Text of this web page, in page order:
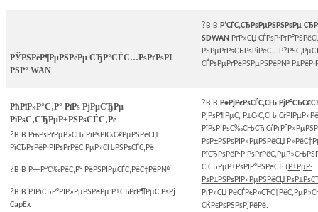
РЎРЅРёР¶РµРЅРёРµ СЂР°СЃС…РѕРґРѕРІ
РЅР° WAN
?В В Р’СЃС‚СЂРѕРµРЅРЅРѕРµ
SDWAN РґР»СЏ
РЅРµРґРѕСЂРѕРіРёС…
СЃРѕРµРґРёРЅРµРЅРёР№
РћРїР»Р°С‚Р° РїРѕ РјРµСЂРµ
РїРѕС‚СЂРµР±РЅРѕСЃС‚Рё
?В В РњРѕРґРµР»СЊ РїРѕРІС‹С€РµРЅРёСЏ
РїСЂРѕРёР·РІРѕРґРёС‚РµР»СЊРЅРѕСЃС‚Рё
?В В Р—Р°С‰РёС‚Р° РёРЅРІРµСЃС‚РёС†РёР№
?В В РЈРїСЂР°РІР»РµРЅРёРµ Р±СЋРґР¶РµС‚РѕРј
CapEx
?В В Р•РјРєРѕСЃС‚СЊ
РјРѕР¶РµС‚ Р±С‹С‚СЊ
РїРѕРјРѕС‰СЊСЋ
РѕР±РЅРѕРІР»РµРЅРёСЏ
С‚СЂРµР±РѕРІР°РЅРёСЋ ( Р±РµР·
РѕР±РЅРѕРІР»РµРЅРёСЏ
РґР»СЏ
СЌРєРѕРЅРѕРјРёРё.